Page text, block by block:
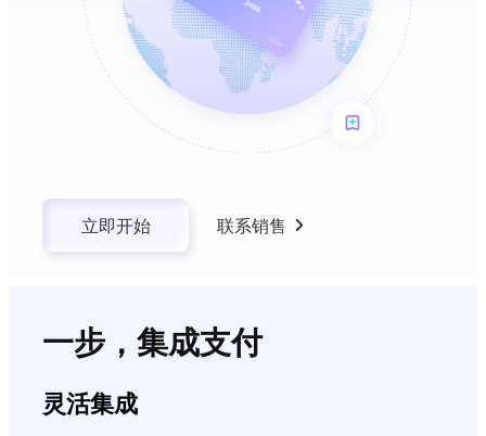
立即开始 联系销售
一步，集成支付
灵活集成